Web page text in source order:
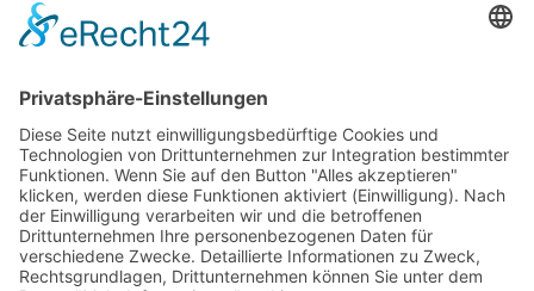
TALENTSCOUT CONSULTING GmbH
57258 Freudenberg
+49 (0) 15117609865
office(at)talentscout.de
Social